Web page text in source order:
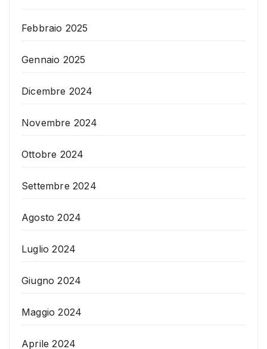
Febbraio 2025
Gennaio 2025
Dicembre 2024
Novembre 2024
Ottobre 2024
Settembre 2024
Agosto 2024
Luglio 2024
Giugno 2024
Maggio 2024
Aprile 2024